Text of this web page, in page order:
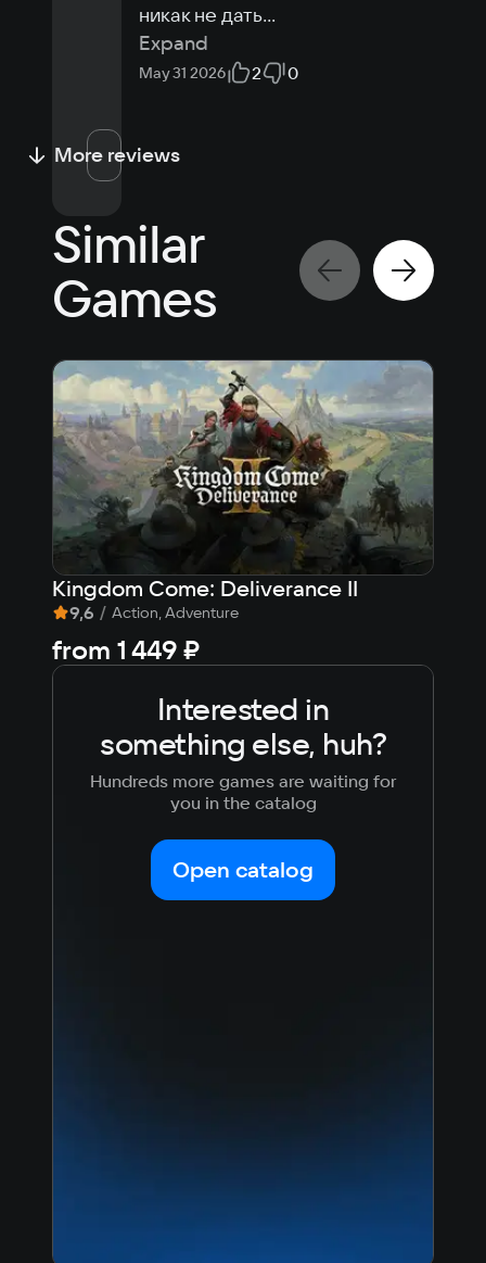
никак не дать...
Expand
May 31 2026 2 0
More reviews
Similar
Games
Kingdom Come: Deliverance II
9,6 / Action, Adventure
from 1 449 ₽
Interested in
something else, huh?
Hundreds more games are waiting for
you in the catalog
Open catalog